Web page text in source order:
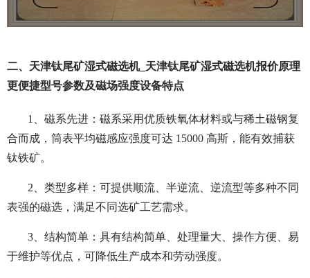
二、天津钛尾矿湿式磁选机_天津钛尾矿湿式磁选机报价原理
更便捷型号参数及磁场强度设备特点
1、磁系先进：磁系采用优质铁氧体材料或与稀土磁钢复
合而成，筒表平均磁感应强度可达 15000 高斯，能有效捕获
钛铁矿。
2、类型多样：可提供顺流、半逆流、逆流型等多种不同
表强的磁选，满足不同选矿工艺需求。
3、结构简单：具有结构简单、处理量大、操作方便、易
于维护等优点，可降低生产成本和劳动强度。